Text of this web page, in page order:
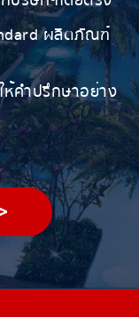
ผลิตภัณฑ์
ห้คำปรึกษาอย่าง